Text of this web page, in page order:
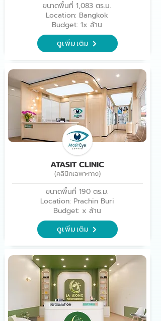
ขนาดพื้นที่ 1,083 ตร.ม.
Location: Bangkok
Budget: 1x ล้าน
ดูเพิ่มเติม
ATASIT CLINIC
(คลินิกเฉพาะทาง)
ขนาดพื้นที่ 190 ตร.ม.
Location: Prachin Buri
Budget: x ล้าน
ดูเพิ่มเติม